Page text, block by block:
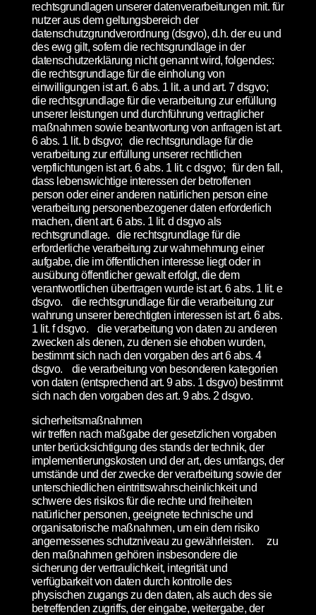
rechtsgrundlagen unserer datenverarbeitungen mit. für
nutzer aus dem geltungsbereich der
datenschutzgrundverordnung (dsgvo), d.h. der eu und
des ewg gilt, sofern die rechtsgrundlage in der
datenschutzerklärung nicht genannt wird, folgendes:
die rechtsgrundlage für die einholung von
einwilligungen ist art. 6 abs. 1 lit. a und art. 7 dsgvo;
die rechtsgrundlage für die verarbeitung zur erfüllung
unserer leistungen und durchführung vertraglicher
maßnahmen sowie beantwortung von anfragen ist art.
6 abs. 1 lit. b dsgvo; die rechtsgrundlage für die
verarbeitung zur erfüllung unserer rechtlichen
verpflichtungen ist art. 6 abs. 1 lit. c dsgvo; für den fall,
dass lebenswichtige interessen der betroffenen
person oder einer anderen natürlichen person eine
verarbeitung personenbezogener daten erforderlich
machen, dient art. 6 abs. 1 lit. d dsgvo als
rechtsgrundlage. die rechtsgrundlage für die
erforderliche verarbeitung zur wahrnehmung einer
aufgabe, die im öffentlichen interesse liegt oder in
ausübung öffentlicher gewalt erfolgt, die dem
verantwortlichen übertragen wurde ist art. 6 abs. 1 lit. e
dsgvo. die rechtsgrundlage für die verarbeitung zur
wahrung unserer berechtigten interessen ist art. 6 abs.
1 lit. f dsgvo. die verarbeitung von daten zu anderen
zwecken als denen, zu denen sie ehoben wurden,
bestimmt sich nach den vorgaben des art 6 abs. 4
dsgvo. die verarbeitung von besonderen kategorien
von daten (entsprechend art. 9 abs. 1 dsgvo) bestimmt
sich nach den vorgaben des art. 9 abs. 2 dsgvo.
sicherheitsmaßnahmen
wir treffen nach maßgabe der gesetzlichen vorgaben
unter berücksichtigung des stands der technik, der
implementierungskosten und der art, des umfangs, der
umstände und der zwecke der verarbeitung sowie der
unterschiedlichen eintrittswahrscheinlichkeit und
schwere des risikos für die rechte und freiheiten
natürlicher personen, geeignete technische und
organisatorische maßnahmen, um ein dem risiko
angemessenes schutzniveau zu gewährleisten. zu
den maßnahmen gehören insbesondere die
sicherung der vertraulichkeit, integrität und
verfügbarkeit von daten durch kontrolle des
physischen zugangs zu den daten, als auch des sie
betreffenden zugriffs, der eingabe, weitergabe, der